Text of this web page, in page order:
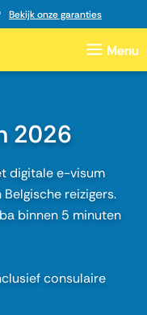
Bekijk onze garanties
2026
digitale e-visum
reizigers.
binnen 5 minuten
consulaire